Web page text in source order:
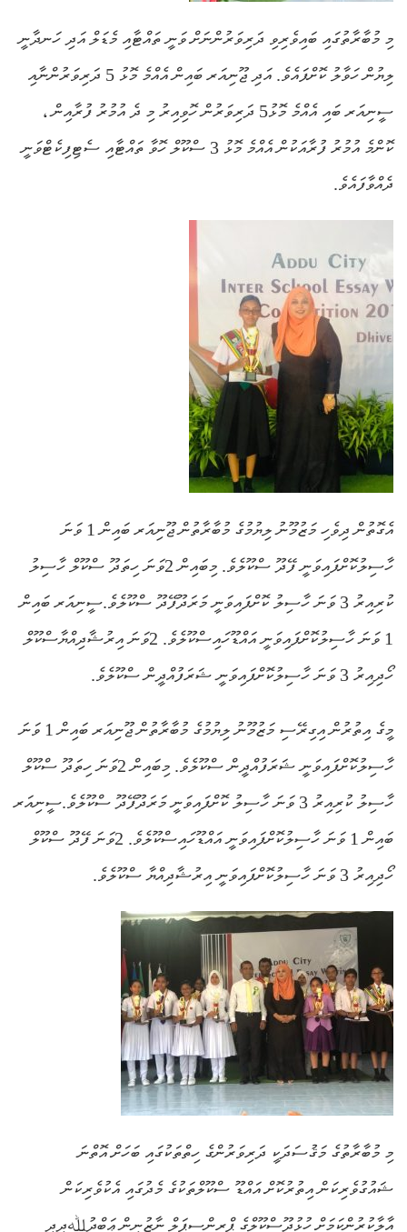
މި މުބާރާތުގައި ބައިވެރިވި ދަރިވަރުންނަށް ވަނީ ތައްޓާއި މެޑަލް އަދި ހަނދާނީ
ލިޔުން ހަވާލު ކޮށްފައެވެ. އަދި ޖޫނިއަރ ބައިން އެއްމެ މޮޅު 5 ދަރިވަރުންނާއި
ސީނިއަރ ބައި އެއްމެ މޮޅު5 ދަރިވަރުން ހޮވިއިރު މި ދެ އުމުރު ފުރާއިން ،
ކޮންމެ އުމުރު ފުރާއަކުން އެއްމެ މޮޅު 3 ސްކޫލް ހޮވާ ތައްޓާއި ސެޓިފިކެޓްވަނީ
ދެއްވާފައެވެ.
އެގޮތުން ދިވެހި މަޒުމޫނު ލިޔުމުގެ މުބާރާތުން ޖޫނިއަރ ބައިން 1 ވަނަ
ހާސިލުކޮށްފައިވަނީ ފޭދޫ ސްކޫލެވެ. މިބައިން 2ވަނަ ހިތަދޫ ސްކޫލް ހާސިލު
ކުރިއިރު 3 ވަނަ ހާސިލު ކޮށްފައިވަނީ މަރަދޫފޭދޫ ސްކޫލެވެ.ސީނިއަރ ބައިން
1 ވަނަ ހާސިލުކޮށްފައިވަނީ އައްޑޫހައިސްކޫލެވެ. 2ވަނަ އިރުޝާދިއްޔާސްކޫލް
ހޯދިއިރު 3 ވަނަ ހާސިލުކޮށްފައިވަނީ ޝަރަފުއްދީން ސްކޫލެވެ.
މީގެ އިތުރުން އިގިރޭސި މަޒުމޫނު ލިޔުމުގެ މުބާރާތުން ޖޫނިއަރ ބައިން 1 ވަނަ
ހާސިލުކޮށްފައިވަނީ ޝަރަފުއްދީން ސްކޫލެވެ. މިބައިން 2ވަނަ ހިތަދޫ ސްކޫލް
ހާސިލު ކުރިއިރު 3 ވަނަ ހާސިލު ކޮށްފައިވަނީ މަރަދޫފޭދޫ ސްކޫލެވެ.ސީނިއަރ
ބައިން 1 ވަނަ ހާސިލުކޮށްފައިވަނީ އައްޑޫހައިސްކޫލެވެ. 2ވަނަ ފޭދޫ ސްކޫލް
ހޯދިއިރު 3 ވަނަ ހާސިލުކޮށްފައިވަނީ އިރުޝާދިއްޔާ ސްކޫލެވެ.
މި މުބާރާތުގެ މަޤުސަދަކީ ދަރިވަރުންގެ ހިތްތަކުގައި ބަހަށް އޮތްނަ
ޝައުގުވެރިކަން އިތުރުކޮށް އައްޑޫ ސްކޫލްތަކުގެ މެދުގައި އެކުވެރިކަން
އާލާކުރުންކަމަށް ހުޅުދޫސްކޫލްގެ ޕްރިންސިޕަލް ނާޒުނީން ޢަބްދުﷲދީދީ